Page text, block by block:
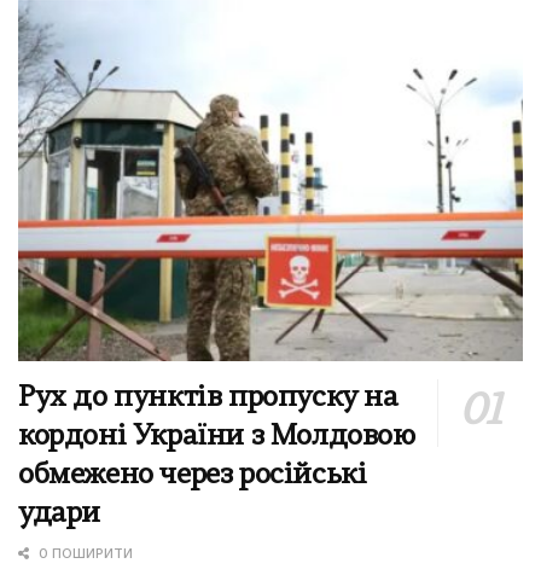
Рух до пунктів пропуску на
кордоні України з Молдовою
обмежено через російські
удари
0 ПОШИРИТИ